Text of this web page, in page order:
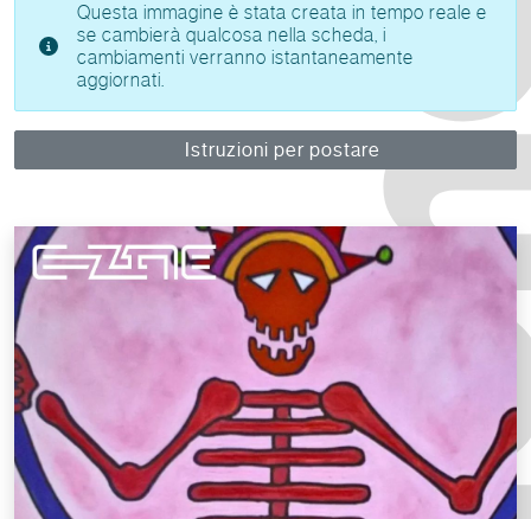
Questa immagine è stata creata in tempo reale e
se cambierà qualcosa nella scheda, i
cambiamenti verranno istantaneamente
aggiornati.
Istruzioni per postare